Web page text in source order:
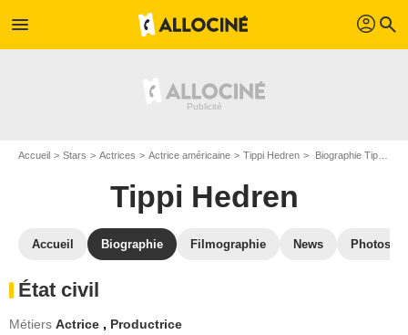
menu profil search
Accueil Stars Actrices Actrice américaine Tippi Hedren Biographie Tippi Hedren
Tippi Hedren
Accueil Biographie Filmographie News Photos
État civil
Métiers Actrice , Productrice